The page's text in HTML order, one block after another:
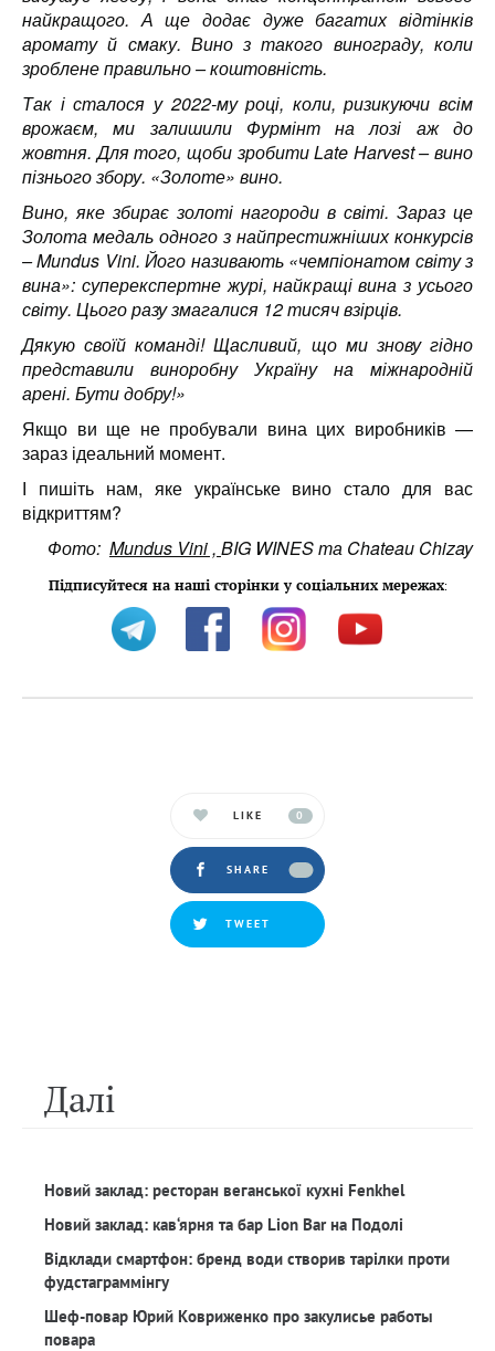
найкращого. А ще додає дуже багатих відтінків
аромату й смаку. Вино з такого винограду, коли
зроблене правильно – коштовність.
Так і сталося у 2022-му році, коли, ризикуючи всім
врожаєм, ми залишили Фурмінт на лозі аж до
жовтня. Для того, щоби зробити Late Harvest – вино
пізнього збору. «Золоте» вино.
Вино, яке збирає золоті нагороди в світі. Зараз це
Золота медаль одного з найпрестижніших конкурсів
– Mundus Vini. Його називають «чемпіонатом світу з
вина»: суперекспертне журі, найкращі вина з усього
світу. Цього разу змагалися 12 тисяч взірців.
Дякую своїй команді! Щасливий, що ми знову гідно
представили виноробну Україну на міжнародній
арені. Бути добру!»
Якщо ви ще не пробували вина цих виробників —
зараз ідеальний момент.
І пишіть нам, яке українське вино стало для вас
відкриттям?
Фото: Mundus Vini , BIG WINES та Chateau Chizay
Підписуйтеся на наші сторінки у соціальних мережах:
LIKE 0
SHARE
TWEET
Далi
Новий заклад: ресторан веганської кухні Fenkhel
Новий заклад: кав‘ярня та бар Lion Bar на Подолі
Відклади смартфон: бренд води створив тарілки проти
фудстаграммінгу
Шеф-повар Юрий Ковриженко про закулисье работы
повара